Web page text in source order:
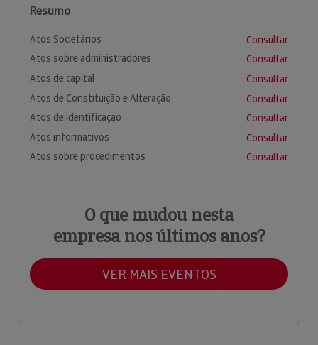
Resumo
Atos Societários
Consultar
Atos sobre administradores
Consultar
Atos de capital
Consultar
Atos de Constituição e Alteração
Consultar
Atos de identificação
Consultar
Atos informativos
Consultar
Atos sobre procedimentos
Consultar
O que mudou nesta
empresa nos últimos anos?
VER MAIS EVENTOS